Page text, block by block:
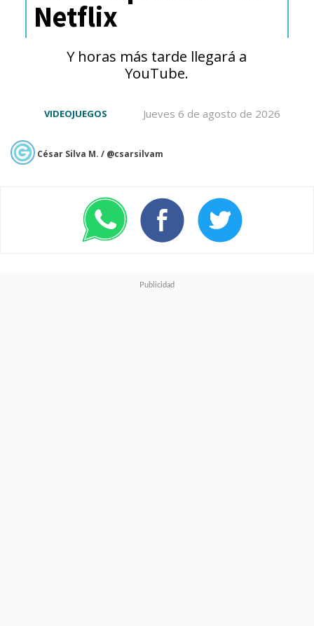
va de maravilla, la verdad es que
adaptarse a este nuevo mundo
no está siendo nada de fácil. Y el
pese a la promesa de que
tendrán las mejores vacaciones
Netflix
Y horas más tarde llegará a
YouTube.
Jueves 6 de agosto de 2026
VIDEOJUEGOS
César Silva M. / @csarsilvam